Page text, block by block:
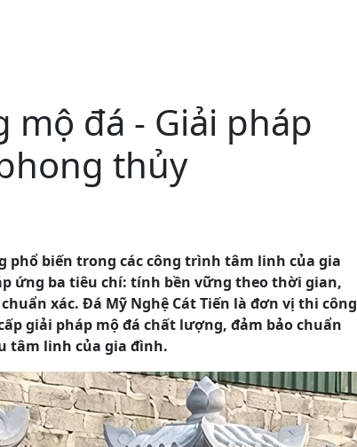
đá - Giải pháp
thủy
biến trong các công trình tâm linh của gia
ứng ba tiêu chí: tính bền vững theo thời gian,
xác. Đá Mỹ Nghệ Cát Tiến là đơn vị thi công
giải pháp mộ đá chất lượng, đảm bảo chuẩn
tâm linh của gia đình.